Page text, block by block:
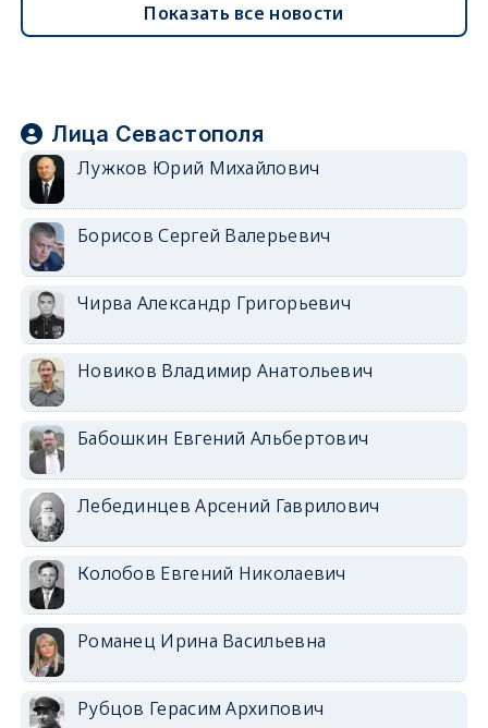
Показать все новости
Лица Севастополя
Лужков Юрий Михайлович
Борисов Сергей Валерьевич
Чирва Александр Григорьевич
Новиков Владимир Анатольевич
Бабошкин Евгений Альбертович
Лебединцев Арсений Гаврилович
Колобов Евгений Николаевич
Романец Ирина Васильевна
Рубцов Герасим Архипович